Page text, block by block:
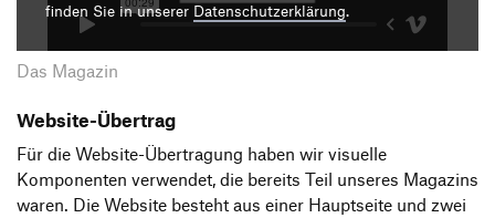
finden Sie in unserer Datenschutzerklärung.
Das Magazin
Website-Übertrag
Für die Website-Übertragung haben wir visuelle
Komponenten verwendet, die bereits Teil unseres Magazins
waren. Die Website besteht aus einer Hauptseite und zwei